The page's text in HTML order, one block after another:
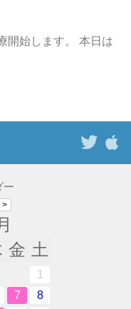
開始します。 本日は
ー
金 土
1
7
8